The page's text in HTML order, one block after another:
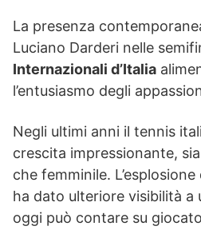
La presenza
Luciano Darderi nelle
Internazionali d’Italia
l’entusiasmo degli
Negli ultimi anni il tennis
crescita impressionante,
che femminile.
ha dato ulteriore visibilità a
oggi può contare su